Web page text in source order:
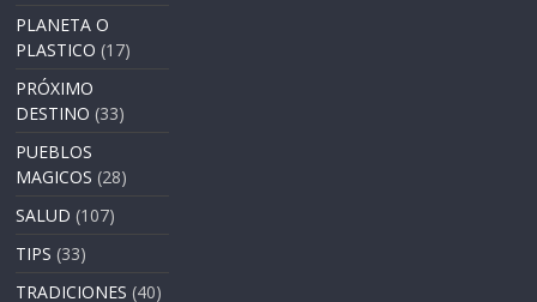
PLANETA O
PLASTICO (17)
PRÓXIMO
DESTINO (33)
PUEBLOS
MAGICOS (28)
SALUD (107)
TIPS (33)
TRADICIONES (40)